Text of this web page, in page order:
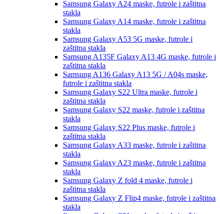
Samsung Galaxy A24 maske, futrole i zaštitna
stakla
Samsung Galaxy A14 maske, futrole i zaštitna
stakla
Samsung Galaxy A53 5G maske, futrole i
zaštitna stakla
Samsung A135F Galaxy A13 4G maske, futrole i
zaštitna stakla
Samsung A136 Galaxy A13 5G / A04s maske,
futrole i zaštitna stakla
Samsung Galaxy S22 Ultra maske, futrole i
zaštitna stakla
Samsung Galaxy S22 maske, futrole i zaštitna
stakla
Samsung Galaxy S22 Plus maske, futrole i
zaštitna stakla
Samsung Galaxy A33 maske, futrole i zaštitna
stakla
Samsung Galaxy A23 maske, futrole i zaštitna
stakla
Samsung Galaxy Z fold 4 maske, futrole i
zaštitna stakla
Samsung Galaxy Z Flip4 maske, futrole i zaštitna
stakla